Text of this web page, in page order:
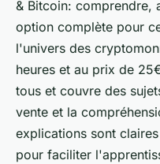
& Bitcoin: comprendre,
option complète pour
l'univers des
heures et au prix de
tous et couvre des
vente et la
explications sont
pour faciliter